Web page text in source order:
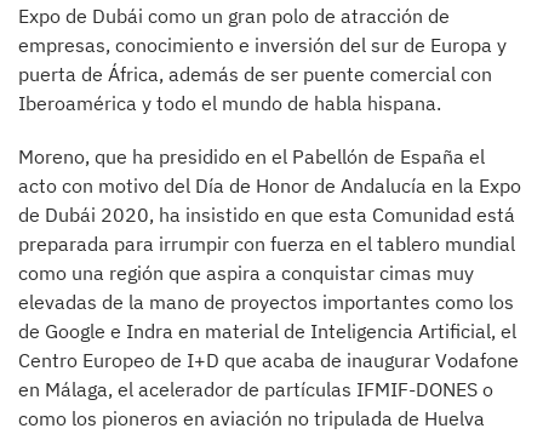
Expo de Dubái como un gran polo de atracción de
empresas, conocimiento e inversión del sur de Europa y
puerta de África, además de ser puente comercial con
Iberoamérica y todo el mundo de habla hispana.
Moreno, que ha presidido en el Pabellón de España el
acto con motivo del Día de Honor de Andalucía en la Expo
de Dubái 2020, ha insistido en que esta Comunidad está
preparada para irrumpir con fuerza en el tablero mundial
como una región que aspira a conquistar cimas muy
elevadas de la mano de proyectos importantes como los
de Google e Indra en material de Inteligencia Artificial, el
Centro Europeo de I+D que acaba de inaugurar Vodafone
en Málaga, el acelerador de partículas IFMIF-DONES o
como los pioneros en aviación no tripulada de Huelva